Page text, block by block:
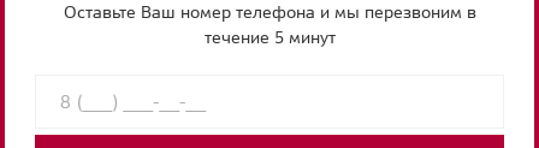
Оставьте Ваш номер телефона и мы перезвоним в
течение 5 минут